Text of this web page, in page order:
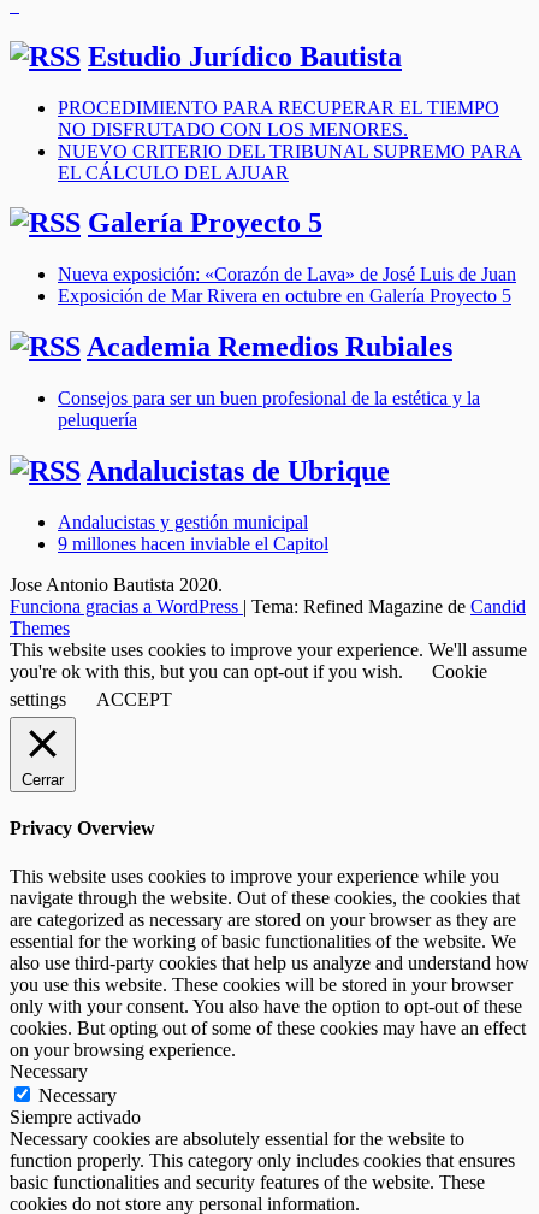
Estudio Jurídico Bautista
PROCEDIMIENTO PARA RECUPERAR EL TIEMPO
NO DISFRUTADO CON LOS MENORES.
NUEVO CRITERIO DEL TRIBUNAL SUPREMO PARA
EL CÁLCULO DEL AJUAR
Galería Proyecto 5
Nueva exposición: «Corazón de Lava» de José Luis de Juan
Exposición de Mar Rivera en octubre en Galería Proyecto 5
Academia Remedios Rubiales
Consejos para ser un buen profesional de la estética y la
peluquería
Andalucistas de Ubrique
Andalucistas y gestión municipal
9 millones hacen inviable el Capitol
Jose Antonio Bautista 2020.
Funciona gracias a WordPress | Tema: Refined Magazine de Candid
Themes
This website uses cookies to improve your experience. We'll assume
you're ok with this, but you can opt-out if you wish.
Cookie
settings
ACCEPT
Cerrar
Privacy Overview
This website uses cookies to improve your experience while you
navigate through the website. Out of these cookies, the cookies that
are categorized as necessary are stored on your browser as they are
essential for the working of basic functionalities of the website. We
also use third-party cookies that help us analyze and understand how
you use this website. These cookies will be stored in your browser
only with your consent. You also have the option to opt-out of these
cookies. But opting out of some of these cookies may have an effect
on your browsing experience.
Necessary
Necessary
Siempre activado
Necessary cookies are absolutely essential for the website to
function properly. This category only includes cookies that ensures
basic functionalities and security features of the website. These
cookies do not store any personal information.